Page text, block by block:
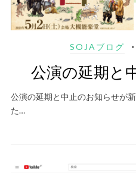
SOJAブログ
公演の延期と
公演の延期と中止のお知らせが
た…